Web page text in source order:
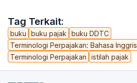
Tag Terkait:
buku buku pajak
buku DDTC
Terminologi Perpajakan: Bahasa
Terminologi Perpajakan
istilah pajak